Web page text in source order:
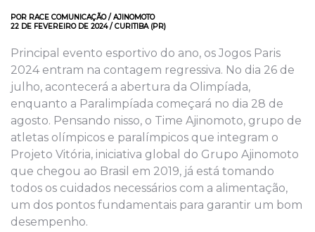
POR RACE COMUNICAÇÃO / AJINOMOTO
22 DE FEVEREIRO DE 2024 / CURITIBA (PR)
Principal evento esportivo do ano, os Jogos Paris
2024 entram na contagem regressiva. No dia 26 de
julho, acontecerá a abertura da Olimpíada,
enquanto a Paralimpíada começará no dia 28 de
agosto. Pensando nisso, o Time Ajinomoto, grupo de
atletas olímpicos e paralímpicos que integram o
Projeto Vitória, iniciativa global do Grupo Ajinomoto
que chegou ao Brasil em 2019, já está tomando
todos os cuidados necessários com a alimentação,
um dos pontos fundamentais para garantir um bom
desempenho.